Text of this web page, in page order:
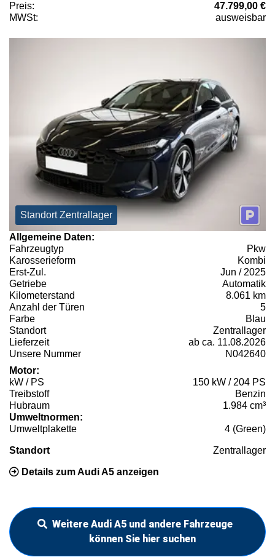
Preis:
47.799,00 €
MWSt:
ausweisbar
Standort Zentrallager
Allgemeine Daten:
Fahrzeugtyp
Pkw
Karosserieform
Kombi
Erst-Zul.
Jun / 2025
Getriebe
Automatik
Kilometerstand
8.061 km
Anzahl der Türen
5
Farbe
Blau
Standort
Zentrallager
Lieferzeit
ab ca. 11.08.2026
Unsere Nummer
N042640
Motor:
kW / PS
150 kW / 204 PS
Treibstoff
Benzin
Hubraum
1.984 cm³
Umweltnormen:
Umweltplakette
4 (Green)
Standort Zentrallager
Details zum Audi A5 anzeigen
Weitere Audi A5 und andere Fahrzeuge
können Sie hier suchen